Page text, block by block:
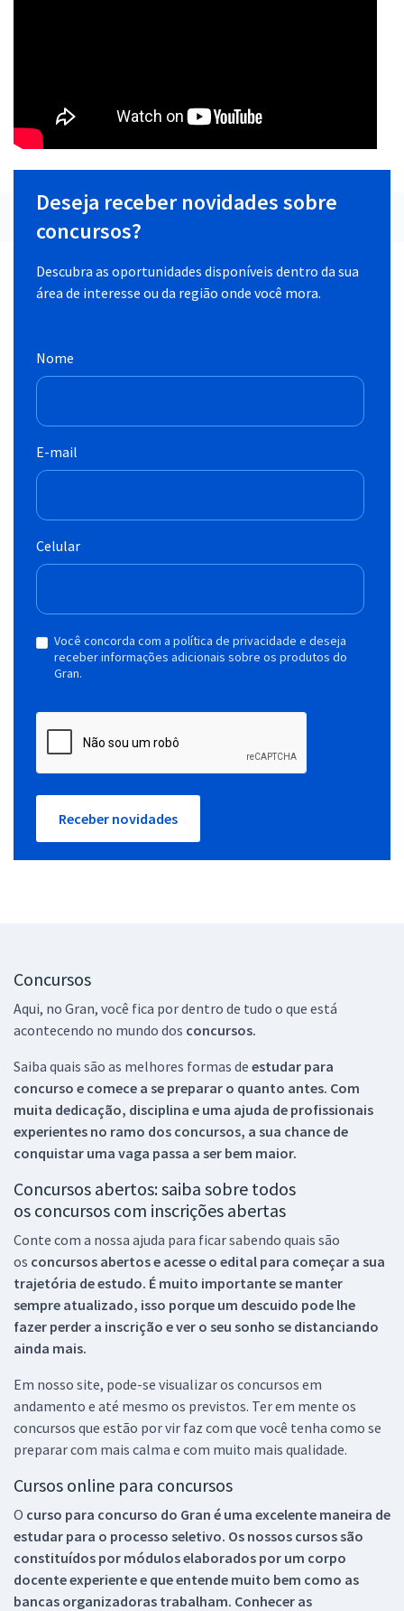
Deseja receber novidades sobre
concursos?
Descubra as oportunidades disponíveis dentro da sua
área de interesse ou da região onde você mora.
Nome
E-mail
Celular
Você concorda com a política de privacidade e deseja
receber informações adicionais sobre os produtos do
Gran.
Receber novidades
Concursos
Aqui, no Gran, você fica por dentro de tudo o que está
acontecendo no mundo dos concursos.
Saiba quais são as melhores formas de estudar para
concurso e comece a se preparar o quanto antes. Com
muita dedicação, disciplina e uma ajuda de profissionais
experientes no ramo dos concursos, a sua chance de
conquistar uma vaga passa a ser bem maior.
Concursos abertos: saiba sobre todos
os concursos com inscrições abertas
Conte com a nossa ajuda para ficar sabendo quais são
os concursos abertos e acesse o edital para começar a sua
trajetória de estudo. É muito importante se manter
sempre atualizado, isso porque um descuido pode lhe
fazer perder a inscrição e ver o seu sonho se distanciando
ainda mais.
Em nosso site, pode-se visualizar os concursos em
andamento e até mesmo os previstos. Ter em mente os
concursos que estão por vir faz com que você tenha como se
preparar com mais calma e com muito mais qualidade.
Cursos online para concursos
O curso para concurso do Gran é uma excelente maneira de
estudar para o processo seletivo. Os nossos cursos são
constituídos por módulos elaborados por um corpo
docente experiente e que entende muito bem como as
bancas organizadoras trabalham. Conhecer as